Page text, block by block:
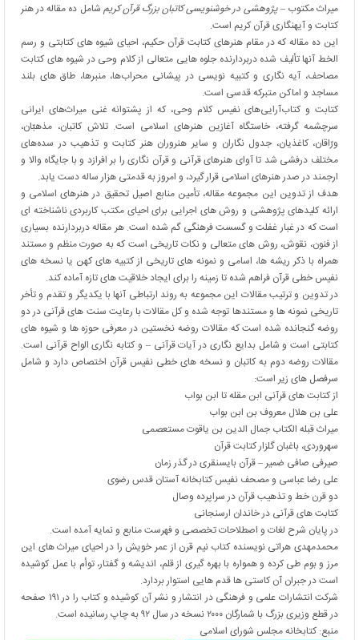
میراث مکتوب –پژوهشی در خوشنویسی کاتبان بزرگ قرآن کریم شامل ده مقاله در هنر
کتابت و آیهنگاری قرآن کریم است.
این ده مقاله که در مقام هنرهای کتابت قرآن حکیم، احیای شیوه های کتابتی و رسم
الخط آنها تألیف شده دربردارنده جلوه هایی متعالی از کلام وحی در شیوه های کتابت
مصاحف، آیه نگاری و کتبیه نویسی در پیشانی محراب‌ها، منبرها، طاق های بلند
مساجد و اماکن متبرکه قدسی است.
کتابت و کتاب‌آرایی‌های نفیس کلام وحی، که از پشتوانه غنی میراث‌های ایرانی
سرچشمه گرفته، خاستگاه آغازین هنرهای اسلامی است. تلاش کاتبان، مذهبّان،
ورّاقان، کاغذیان، جدول نگاران و سایر هنروران هنر کتابت و تذهیب در سده‌های
مختلف درفشی شد تا آوای هنرهای قرآنی و قرآن نگاری را بر افرازد و با جایگاه والا و
ارجمند در صدر هنرهای اسلامی قرار گیرد، و امروز به قدمتی هزار ساله دست یابد.
هدف از تدوین این مجموعه مقاله، تأمین منابع اصیل تحقیق در هنرهای اسلامی و
ارائه کلیدهای پژوهشی و روش های اجرایی برای احیای مکتب کاربردی ناشناخته ای
است که در غبار غفلت و گسست فرهنگی گم شده است. هر مقاله دربردارنده بسیاری
از فنون، نقوش، روش های متعالی و نکات تاریخی است که به صورت منظم و مستند
همراه با ذکر ریشه ها، اسامی و نمونه های تاریخی از کتبیه های کهن یا نسخه های
نفیس خطی قرآن فراهم شده تا زمینه را برای ایجاد خلاقیت های تازه آماده کند.
در تدوین و ترتیب مقالات این مجموعه به روند ارتباطی آنها با یکدیگر و تقدم و تأخر
تاریخی نمونه ها و مستندها توجه شده و کل مقالات با رعایت سنت های قرآنی در دو
روضه گنجانده شده است که مقالات روضه نخستین در معرفی حوزه ها و شیوه های
کتابتی است و شامل بدایع نگاری در آیات قرآنی – و کتابه نگاری الواح قرآنی است.
مقالات روضه دوم به کاتبان و نسخه های خطی نفیس قرآن اختصاص دارد و شامل
سرفصل های زیر است:
از کتابت های قرآنی ابن مقله تا ابن بواب
علی بن هلال معروف بن ابن بواب
میراث قبله الکتاب جمال الدین بن یاقوت مستعصمی
سهروردی، باغبان گلزار کتابت قرآن
صیرفی صافی ضمیر – قرآن بایسنقری در گذر زمان
علی رضا عباسی و مصحف نفیس کتابخانه آستان قدس رضوی
دو قرن خط و تذهیب قرآن در سراپرده وصال
کتابت های قرآنی در خاندان ارسنجانی
در پایان شرح لغات و اصطلاحات تخصصی و فهرست منابع و نمایه آمده است.
محمدمهدی هراتی نویسنده کتاب نیم قرن از عمر خویش را در احیای میراث های این
مرز و بوم طی کرده و همواره با بهره گیری از قلم، اندیشه و گفتار، توأم با عمل کوشیده
است در جبران آن کاستی ها قدم هایی استوار بردارد.
شرکت انتشارات علمی و فرهنگی در انتشار و نشر آن کوشیده و کتاب را در ۱۹۱ صفحه
در قطع وزیری بزرگ با شمارگان ۲۰۰۰ نسخه در سال ۹۲ به چاپ رسانیده است.
منبع: کتابخانه مجلس شورای اسلامی